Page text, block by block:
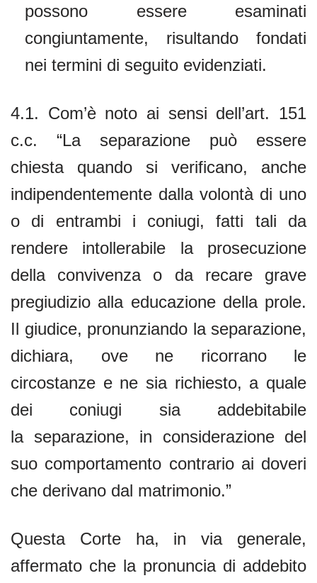
possono essere esaminati
congiuntamente, risultando fondati
nei termini di seguito evidenziati.
4.1. Com’è noto ai sensi dell’art. 151
c.c. “La separazione può essere
chiesta quando si verificano, anche
indipendentemente dalla volontà di uno
o di entrambi i coniugi, fatti tali da
rendere intollerabile la prosecuzione
della convivenza o da recare grave
pregiudizio alla educazione della prole.
Il giudice, pronunziando la separazione,
dichiara, ove ne ricorrano le
circostanze e ne sia richiesto, a quale
dei coniugi sia addebitabile
la separazione, in considerazione del
suo comportamento contrario ai doveri
che derivano dal matrimonio.”
Questa Corte ha, in via generale,
affermato che la pronuncia di addebito